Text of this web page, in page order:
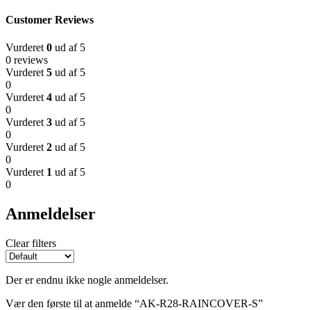
Customer Reviews
Vurderet 0 ud af 5
0 reviews
Vurderet 5 ud af 5
0
Vurderet 4 ud af 5
0
Vurderet 3 ud af 5
0
Vurderet 2 ud af 5
0
Vurderet 1 ud af 5
0
Anmeldelser
Clear filters
Der er endnu ikke nogle anmeldelser.
Vær den første til at anmelde “AK-R28-RAINCOVER-S”